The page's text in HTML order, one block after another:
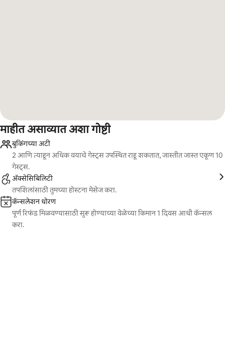
माहीत असाव्यात अशा गोष्टी
बुकिंगच्या अटी
2 आणि त्याहून अधिक वयाचे गेस्ट्स उपस्थित राहू शकतात, जास्तीत जास्त एकूण 10
गेस्ट्स.
ॲक्सेसिबिलिटी
तपशिलांसाठी तुमच्या होस्टना मेसेज करा.
कॅन्सलेशन धोरण
पूर्ण रिफंड मिळवण्यासाठी सुरू होण्याच्या वेळेच्या किमान 1 दिवस आधी कॅन्सल
करा.